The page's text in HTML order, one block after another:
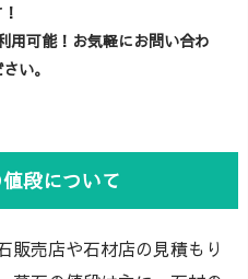
用可能！お気軽にお問い合わ
い。
段について
販売店や石材店の見積もり